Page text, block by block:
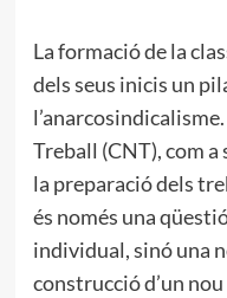
La formació de la
dels seus inicis un
Treball (CNT), com a
la preparació dels
és només una
individual, sinó una
construcció d’un